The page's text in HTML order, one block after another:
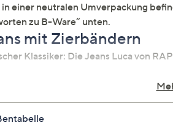
in einer neutralen Umverpackung
zu B-Ware“ unten.
mit Zierbändern
Klassiker: Die Jeans Luca von
einen Blick